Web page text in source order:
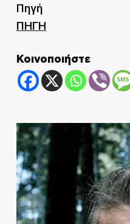
Πηγή
ΠΗΓΗ
Κοινοποιήστε